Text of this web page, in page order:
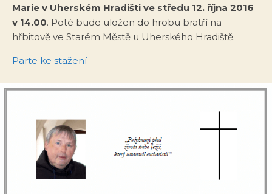
Marie v Uherském Hradišti ve středu 12. října 2016
v 14.00. Poté bude uložen do hrobu bratří na
hřbitově ve Starém Městě u Uherského Hradiště.
Parte ke stažení